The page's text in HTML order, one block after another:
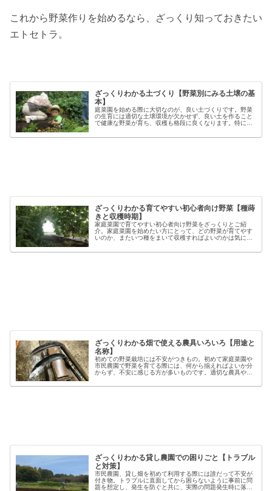
これから野菜作りを始めるなら、ざっくり知っておきたい
エトセトラ。
ざっくりわかる土づくり【野菜別にみる土壌の基
本】
庭菜園を始める際に大切なのが、良い土づくりです。野菜
の生育には適切な土壌環境が欠かせず、良い土を作ること
で健康な野菜が育ち、収穫も格段に良くなります。特に初
家庭菜園で失敗しないコツと言える...
ざっくりわかる育てやすい初心者向け野菜【種蒔
きと収穫時期】
家庭菜園で育てやすい初心者向け野菜をざっくりとご紹
介。家庭菜園を始めたい方にとって、どの野菜が育てやす
いのか、またいつ種をまいて収穫すればよいのかは気にな
類でも「早生」「中生」「晩生」など...
ざっくりわかる畑で使える農具いろいろ【用途と
名称】
初めての野菜栽培には不安がつきもの。初めて家庭菜園や
市民農園で野菜を育てる際には、何から揃えればよいか分
からず、不安に感じる方が多いものです。適切な農具や資
しますが、種類も多く、初心者には...
ざっくりわかる貸し農園での困りごと【トラブル
と対策】
市民農園、貸し畑を初めて利用する際には誰だって不安が
付き物。トラブルに直面してから困らないように事前に問
題を想定し、発生を防ぐと共に、実際の問題発生時に落ち